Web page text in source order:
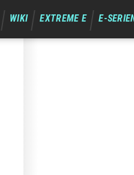
WIKI EXTREME E E-